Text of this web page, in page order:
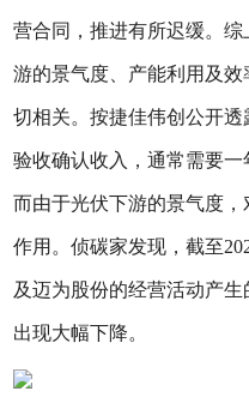
营合同，推进有所迟缓。
游的景气度、产能利用及
切相关。按捷佳伟创公开
验收确认收入，通常需要一
而由于光伏下游的景气度
作用。侦碳家发现，截至
及迈为股份的经营活动产
出现大幅下降。